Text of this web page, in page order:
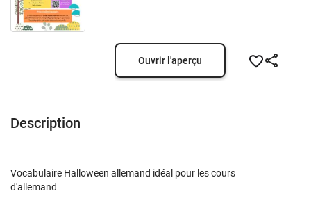
Ouvrir l'aperçu
Description
Vocabulaire Halloween allemand idéal pour les cours
d'allemand